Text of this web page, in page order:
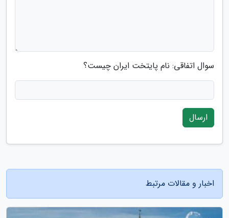
سوال اتفاقی: نام پایتخت ایران چیست؟
ارسال
اخبار و مقالات مرتبط